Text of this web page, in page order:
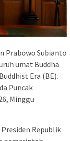
Prabowo Subianto
umat Buddha
Era (BE).
Puncak
Minggu
Republik